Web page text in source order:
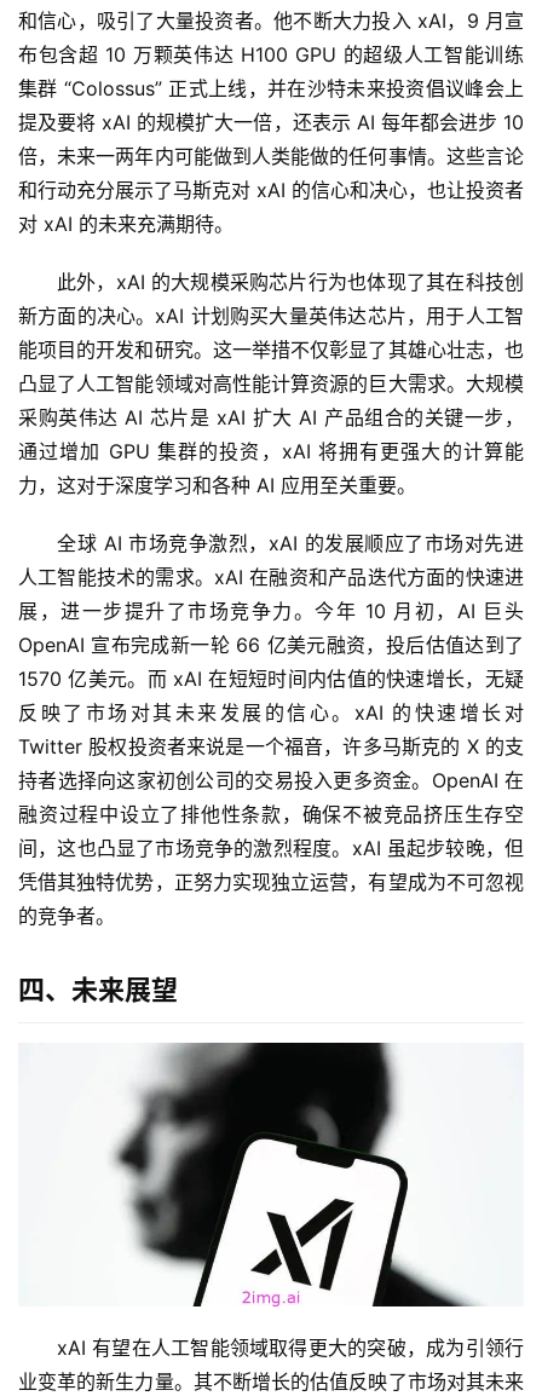
A
I
V
I
P
课
程
于
我
们
和信心，吸引了大量投资者。他不断大力投入 xAI，9 月宣
布包含超 10 万颗英伟达 H100 GPU 的超级人工智能训练
集群 “Colossus” 正式上线，并在沙特未来投资倡议峰会上
提及要将 xAI 的规模扩大一倍，还表示 AI 每年都会进步 10
倍，未来一两年内可能做到人类能做的任何事情。这些言论
和行动充分展示了马斯克对 xAI 的信心和决心，也让投资者
对 xAI 的未来充满期待。
此外，xAI 的大规模采购芯片行为也体现了其在科技创
新方面的决心。xAI 计划购买大量英伟达芯片，用于人工智
能项目的开发和研究。这一举措不仅彰显了其雄心壮志，也
凸显了人工智能领域对高性能计算资源的巨大需求。大规模
采购英伟达 AI 芯片是 xAI 扩大 AI 产品组合的关键一步，
通过增加 GPU 集群的投资，xAI 将拥有更强大的计算能
力，这对于深度学习和各种 AI 应用至关重要。
全球 AI 市场竞争激烈，xAI 的发展顺应了市场对先进
人工智能技术的需求。xAI 在融资和产品迭代方面的快速进
展，进一步提升了市场竞争力。今年 10 月初，AI 巨头
OpenAI 宣布完成新一轮 66 亿美元融资，投后估值达到了
1570 亿美元。而 xAI 在短短时间内估值的快速增长，无疑
反映了市场对其未来发展的信心。xAI 的快速增长对
Twitter 股权投资者来说是一个福音，许多马斯克的 X 的支
持者选择向这家初创公司的交易投入更多资金。OpenAI 在
融资过程中设立了排他性条款，确保不被竞品挤压生存空
间，这也凸显了市场竞争的激烈程度。xAI 虽起步较晚，但
凭借其独特优势，正努力实现独立运营，有望成为不可忽视
的竞争者。
四、未来展望
xAI 有望在人工智能领域取得更大的突破，成为引领行
业变革的新生力量。其不断增长的估值反映了市场对其未来